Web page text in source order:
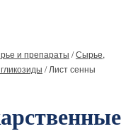
и препараты /Сырье,
/Лист сенны